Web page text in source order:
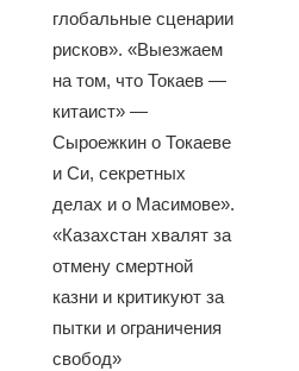
глобальные сценарии
рисков». «Выезжаем
на том, что Токаев —
китаист» —
Сыроежкин о Токаеве
и Си, секретных
делах и о Масимове».
«Казахстан хвалят за
отмену смертной
казни и критикуют за
пытки и ограничения
свобод»